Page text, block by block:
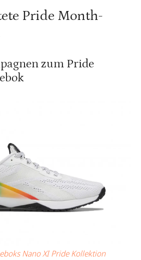
Pride Month-
zum Pride
Nano XI Pride Kollektion